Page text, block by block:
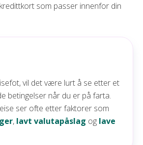
som passer innenfor din
vil det være lurt å se etter et
betingelser når du er på farta.
ser ofte etter faktorer som
, lavt valutapåslag og lave